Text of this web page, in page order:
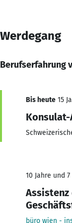
Werdegang
Berufserfahrung
Bis heute 15
10 Jahre und
Assistenz
büro wien -